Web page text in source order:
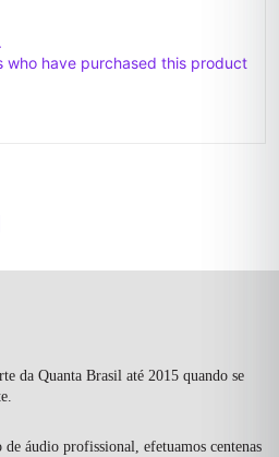
who have purchased this product
da Quanta Brasil até 2015 quando se
de áudio profissional, efetuamos centenas